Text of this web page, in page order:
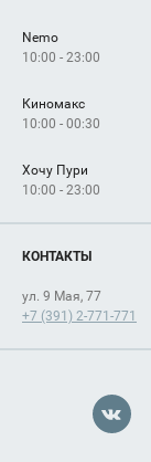
Nemo
10:00 - 23:00
Киномакс
10:00 - 00:30
Хочу Пури
10:00 - 23:00
КОНТАКТЫ
ул. 9 Мая, 77
+7 (391) 2-771-771